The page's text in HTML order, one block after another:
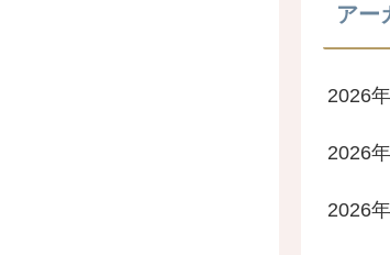
アー
2026
2026
2026